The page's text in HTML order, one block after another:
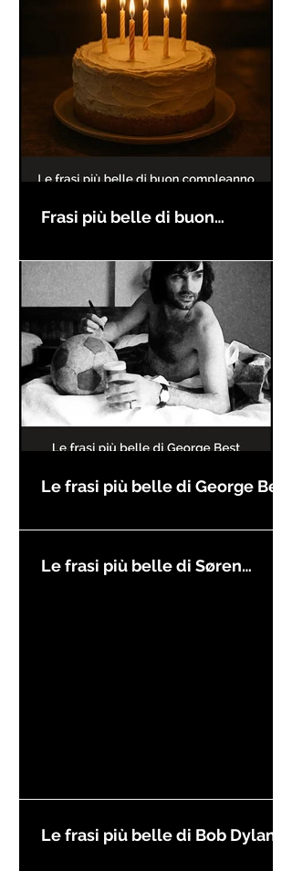
Frasi più belle di buon
Le frasi più belle di George Best
Le frasi più belle di Søren
Le frasi più belle di Bob Dylan